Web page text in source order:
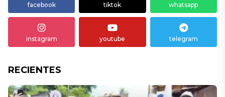
facebook tiktok whatsapp
instagram youtube telegram
RECIENTES